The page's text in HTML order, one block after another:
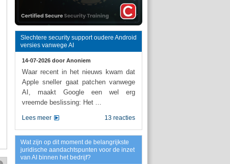
Slechtere security support oudere Android
versies vanwege AI
14-07-2026 door Anoniem
Waar recent in het nieuws kwam dat
Apple sneller gaat patchen vanwege
AI, maakt Google een wel erg
vreemde beslissing: Het ...
13 reacties
Lees meer
Wat zijn op dit moment de belangrijkste
juridische aandachtspunten voor de inzet
van AI binnen het bedrijf?